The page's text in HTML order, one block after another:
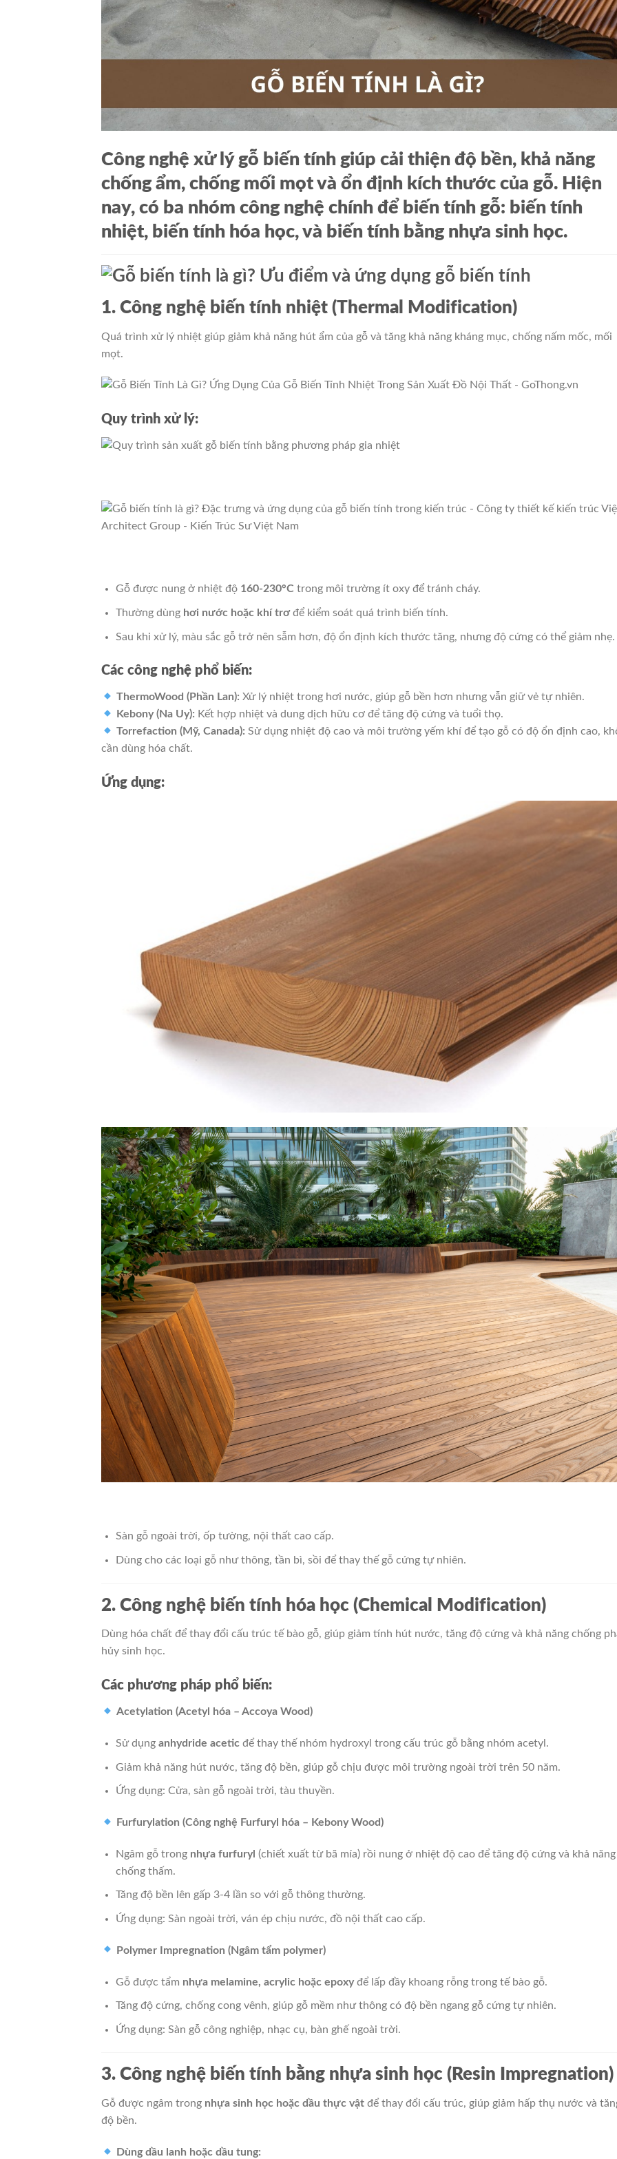
Công nghệ xử lý gỗ biến tính giúp cải thiện độ bền, khả năng
chống ẩm, chống mối mọt và ổn định kích thước của gỗ. Hiện
nay, có ba nhóm công nghệ chính để biến tính gỗ: biến tính
nhiệt, biến tính hóa học, và biến tính bằng nhựa sinh học.
1. Công nghệ biến tính nhiệt (Thermal Modification)
Quá trình xử lý nhiệt giúp giảm khả năng hút ẩm của gỗ và tăng khả năng kháng mục, chống nấm mốc, mối
mọt.
Quy trình xử lý:
Gỗ được nung ở nhiệt độ 160-230°C trong môi trường ít oxy để tránh cháy.
Thường dùng hơi nước hoặc khí trơđể kiểm soát quá trình biến tính.
Sau khi xử lý, màu sắc gỗ trở nên sẫm hơn, độ ổn định kích thước tăng, nhưng độ cứng có thể giảm nhẹ.
Các công nghệ phổ biến:
ThermoWood (Phần Lan): Xử lý nhiệt trong hơi nước, giúp gỗ bền hơn nhưng vẫn giữ vẻ tự nhiên.
Kebony (Na Uy): Kết hợp nhiệt và dung dịch hữu cơ để tăng độ cứng và tuổi thọ.
Torrefaction (Mỹ, Canada): Sử dụng nhiệt độ cao và môi trường yếm khí để tạo gỗ có độ ổn định cao,
cần dùng hóa chất.
Ứng dụng:
Sàn gỗ ngoài trời, ốp tường, nội thất cao cấp.
Dùng cho các loại gỗ như thông, tần bì, sồi để thay thế gỗ cứng tự nhiên.
2. Công nghệ biến tính hóa học (Chemical Modification)
Dùng hóa chất để thay đổi cấu trúc tế bào gỗ, giúp giảm tính hút nước, tăng độ cứng và khả năng chống
hủy sinh học.
Các phương pháp phổ biến:
Acetylation (Acetyl hóa – Accoya Wood)
Sử dụng anhydride aceticđể thay thế nhóm hydroxyl trong cấu trúc gỗ bằng nhóm acetyl.
Giảm khả năng hút nước, tăng độ bền, giúp gỗ chịu được môi trường ngoài trời trên 50 năm.
Ứng dụng: Cửa, sàn gỗ ngoài trời, tàu thuyền.
Furfurylation (Công nghệ Furfuryl hóa – Kebony Wood)
Ngâm gỗ trong nhựa furfuryl (chiết xuất từ bã mía) rồi nung ở nhiệt độ cao để tăng độ cứng và khả năng
chống thấm.
Tăng độ bền lên gấp 3-4 lần so với gỗ thông thường.
Ứng dụng: Sàn ngoài trời, ván ép chịu nước, đồ nội thất cao cấp.
Polymer Impregnation (Ngâm tẩm polymer)
Gỗ được tẩm nhựa melamine, acrylic hoặc epoxyđể lấp đầy khoang rỗng trong tế bào gỗ.
Tăng độ cứng, chống cong vênh, giúp gỗ mềm như thông có độ bền ngang gỗ cứng tự nhiên.
Ứng dụng: Sàn gỗ công nghiệp, nhạc cụ, bàn ghế ngoài trời.
3. Công nghệ biến tính bằng nhựa sinh học (Resin Impregnation)
Gỗ được ngâm trong nhựa sinh học hoặc dầu thực vật để thay đổi cấu trúc, giúp giảm hấp thụ nước và
độ bền.
Dùng dầu lanh hoặc dầu tung: